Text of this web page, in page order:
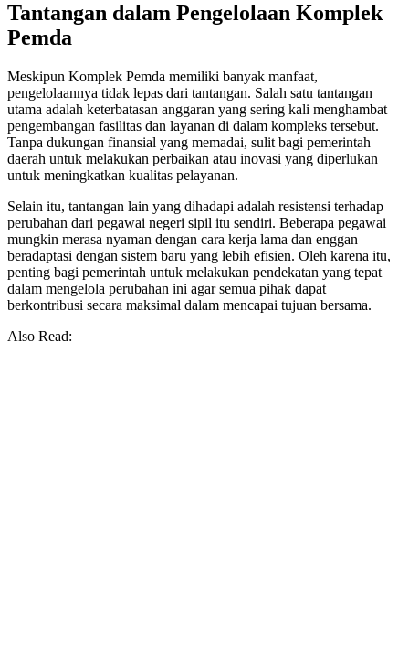
Tantangan dalam Pengelolaan Komplek
Pemda
Meskipun Komplek Pemda memiliki banyak manfaat,
pengelolaannya tidak lepas dari tantangan. Salah satu tantangan
utama adalah keterbatasan anggaran yang sering kali menghambat
pengembangan fasilitas dan layanan di dalam kompleks tersebut.
Tanpa dukungan finansial yang memadai, sulit bagi pemerintah
daerah untuk melakukan perbaikan atau inovasi yang diperlukan
untuk meningkatkan kualitas pelayanan.
Selain itu, tantangan lain yang dihadapi adalah resistensi terhadap
perubahan dari pegawai negeri sipil itu sendiri. Beberapa pegawai
mungkin merasa nyaman dengan cara kerja lama dan enggan
beradaptasi dengan sistem baru yang lebih efisien. Oleh karena itu,
penting bagi pemerintah untuk melakukan pendekatan yang tepat
dalam mengelola perubahan ini agar semua pihak dapat
berkontribusi secara maksimal dalam mencapai tujuan bersama.
Also Read: